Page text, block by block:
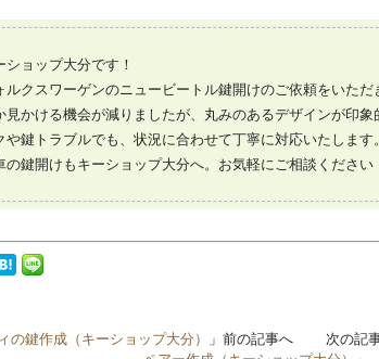
ョップ大分です！
ルクスワーゲンのニュービートル鍵開けのご依頼をいただ
見かける機会が減りましたが、丸みのあるデザインが印象
や鍵トラブルでも、状況に合わせて丁寧に対応いたします。
の鍵開けもキーショップ大分へ。お気軽にご相談ください
の鍵作成（キーショップ大分） 」前の記事へ 次の記